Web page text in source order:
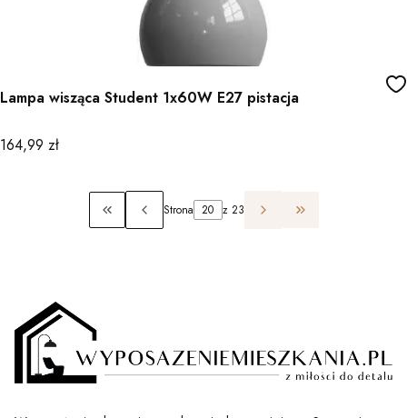
Lampa wisząca Student 1x60W E27 pistacja
Cena
164,99 zł
Wróć do pierwszej strony z produktami
Strona z 23 Przejdź do